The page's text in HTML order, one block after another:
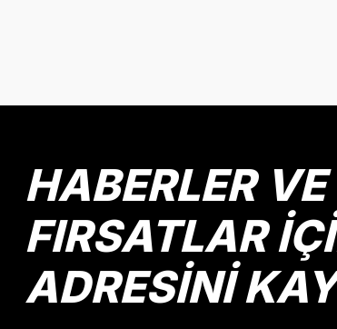
HABERLER
FIRSATLAR
ADRESİNİ